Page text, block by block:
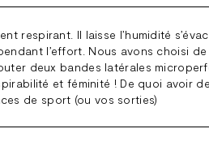
respirant. Il laisse l’humidité
l’effort. Nous avons choisi
deux bandes latérales
et féminité ! De quoi avoir de
de sport (ou vos sorties)